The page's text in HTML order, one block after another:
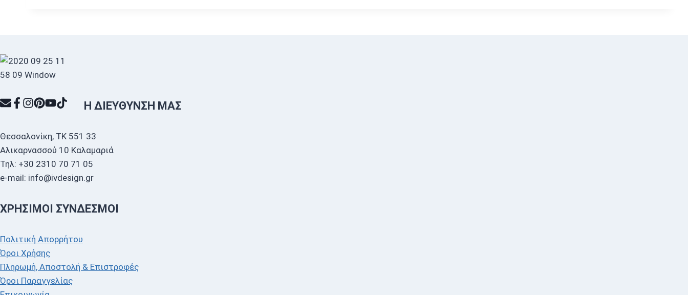
Η ΔΙΕΎΘΥΝΣΗ ΜΑΣ
Θεσσαλονίκη, ΤΚ 551 33
Αλικαρνασσού 10 Καλαμαριά
Τηλ: +30 2310 70 71 05
e-mail: info@ivdesign.gr
ΧΡΉΣΙΜΟΙ ΣΎΝΔΕΣΜΟΙ
Πολιτική Απορρήτου
Όροι Χρήσης
Πληρωμή, Αποστολή & Επιστροφές
Όροι Παραγγελίας